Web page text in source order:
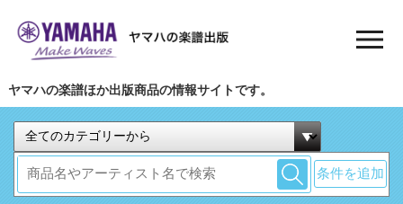
ヤマハの楽譜ほか出版商品の情報サイトです。
条件を追加